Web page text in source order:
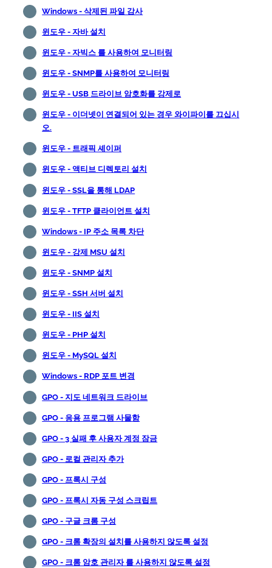
Windows - 삭제된 파일 감사
윈도우 - 자바 설치
윈도우 - 자빅스 를 사용하여 모니터링
윈도우 - SNMP를 사용하여 모니터링
윈도우 - USB 드라이브 암호화를 강제로
윈도우 - 이더넷이 연결되어 있는 경우 와이파이를 끄십시
오.
윈도우 - 트래픽 셰이퍼
윈도우 - 액티브 디렉토리 설치
윈도우 - SSL을 통해 LDAP
윈도우 - TFTP 클라이언트 설치
Windows - IP 주소 목록 차단
윈도우 - 강제 MSU 설치
윈도우 - SNMP 설치
윈도우 - SSH 서버 설치
윈도우 - IIS 설치
윈도우 - PHP 설치
윈도우 - MySQL 설치
Windows - RDP 포트 변경
GPO - 지도 네트워크 드라이브
GPO - 응용 프로그램 사물함
GPO - 3 실패 후 사용자 계정 잠금
GPO - 로컬 관리자 추가
GPO - 프록시 구성
GPO - 프록시 자동 구성 스크립트
GPO - 구글 크롬 구성
GPO - 크롬 확장의 설치를 사용하지 않도록 설정
GPO - 크롬 암호 관리자 를 사용하지 않도록 설정